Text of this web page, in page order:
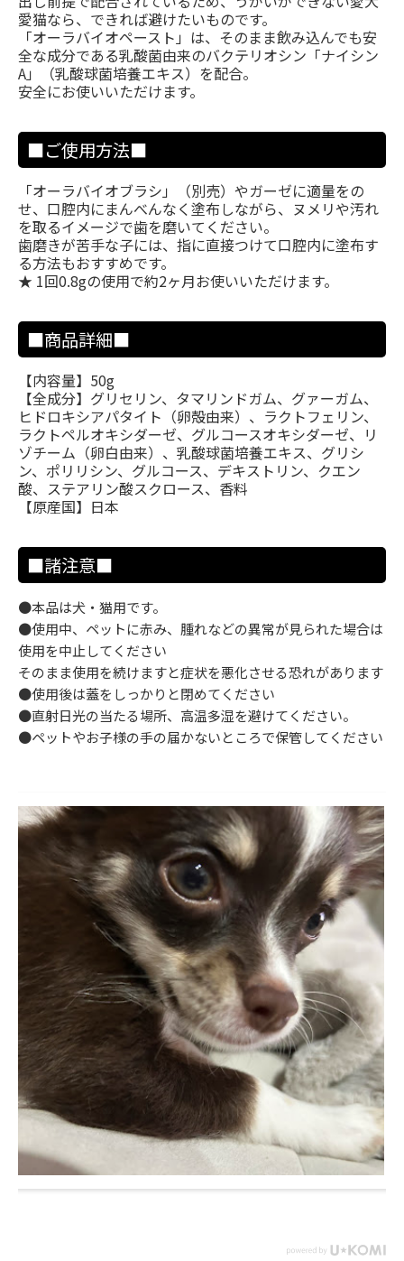
愛猫なら、できれば避けたいものです。
「オーラバイオペースト」は、そのまま飲み込んでも安
全な成分である乳酸菌由来のバクテリオシン「ナイシン
A」（乳酸球菌培養エキス）を配合。
安全にお使いいただけます。
■ご使用方法■
「オーラバイオブラシ」（別売）やガーゼに適量をの
せ、口腔内にまんべんなく塗布しながら、ヌメリや汚れ
を取るイメージで歯を磨いてください。
歯磨きが苦手な子には、指に直接つけて口腔内に塗布す
る方法もおすすめです。
★ 1回0.8gの使用で約2ヶ月お使いいただけます。
■商品詳細■
【内容量】50g
【全成分】グリセリン、タマリンドガム、グァーガム、
ヒドロキシアパタイト（卵殻由来）、ラクトフェリン、
ラクトペルオキシダーゼ、グルコースオキシダーゼ、リ
ゾチーム（卵白由来）、乳酸球菌培養エキス、グリシ
ン、ポリリシン、グルコース、デキストリン、クエン
酸、ステアリン酸スクロース、香料
【原産国】日本
■諸注意■
●本品は犬・猫用です。
●使用中、ペットに赤み、腫れなどの異常が見られた場合は
使用を中止してください
そのまま使用を続けますと症状を悪化させる恐れがあります
●使用後は蓋をしっかりと閉めてください
●直射日光の当たる場所、高温多湿を避けてください。
●ペットやお子様の手の届かないところで保管してください